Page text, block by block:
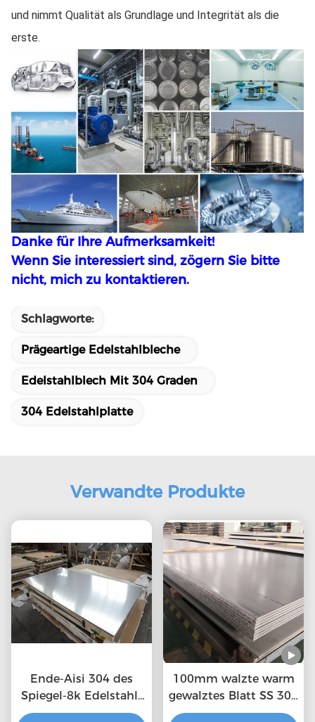
und nimmt Qualität als Grundlage und Integrität als die
erste.
Danke für Ihre Aufmerksamkeit!
Wenn Sie interessiert sind, zögern Sie bitte
nicht, mich zu kontaktieren.
Schlagworte:
Prägeartige Edelstahlbleche
Edelstahlblech Mit 304 Graden
304 Edelstahlplatte
Verwandte Produkte
Ende-Aisi 304 des
Spiegel-8k Edelstahl-
Platte Edelstahlblech-
100mm walzte warm
gewalztes Blatt SS 304
kalt